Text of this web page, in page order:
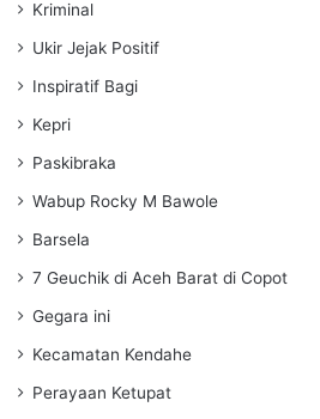
Kriminal
Ukir Jejak Positif
Inspiratif Bagi
Kepri
Paskibraka
Wabup Rocky M Bawole
Barsela
7 Geuchik di Aceh Barat di Copot
Gegara ini
Kecamatan Kendahe
Perayaan Ketupat